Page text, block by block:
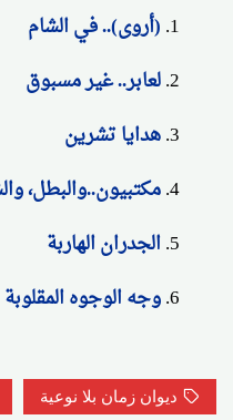
(أروى).. في الشام
لعابر.. غير مسبوق
هدايا تشرين
مكتبيون..والبطل،
الجدران الهاربة
وجه الوجوه المقلوبة
ديوان زمان بلا نوعية